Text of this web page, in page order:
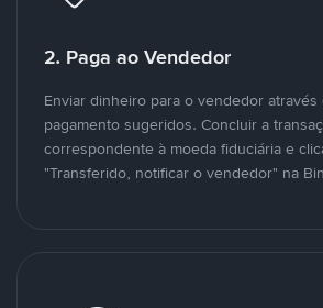
2. Paga ao Vendedor
Enviar dinheiro para o vendedor
pagamento sugeridos. Concluir a
correspondente à moeda fiduciária e
"Transferido, notificar o vendedor" na